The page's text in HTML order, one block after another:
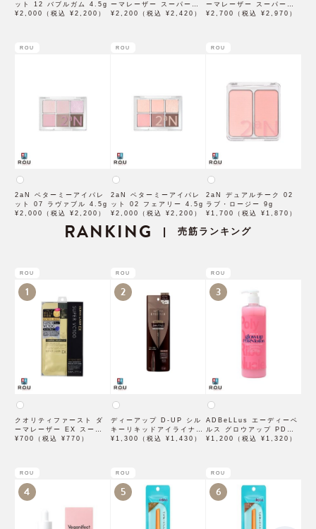
ット 12 バブルガム 4.5g
¥2,000（税込 ¥2,200）
ーマレーザー スーパーブ
ラックVC100クリーム
¥2,200（税込 ¥2,420）
ーマレーザー スーパーブ
ラックVC1ショット 28個
¥2,700（税込 ¥2,970）
ROU
2aN ベターミーアイパレ
ット 07 ラヴァブル 4.5g
¥2,000（税込 ¥2,200）
ROU
2aN ベターミーアイパレ
ット 02 フェアリー 4.5g
¥2,000（税込 ¥2,200）
ROU
2aN デュアルチーク 02
ラブ・ロージー 9g
¥1,700（税込 ¥1,870）
RANKING | 売筋ランキング
ROU
1
クオリティファースト ダ
ーマレーザー EX スーパ
ー VC100 マスク 1枚入
¥700（税込 ¥770）
ROU
2
ディーアップ D-UP シル
キーリキッドアイライナー
WP ブラウンブラック
¥1,300（税込 ¥1,430）
ROU
3
ADBeLLus エーディーベ
ルス グロウアップ PDRN
ローション 500mL
¥1,200（税込 ¥1,320）
ROU
4
ROU
5
ROU
6